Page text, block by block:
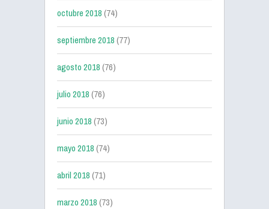
octubre 2018(74)
septiembre 2018(77)
agosto 2018(76)
julio 2018(76)
junio 2018(73)
mayo 2018(74)
abril 2018(71)
marzo 2018(73)